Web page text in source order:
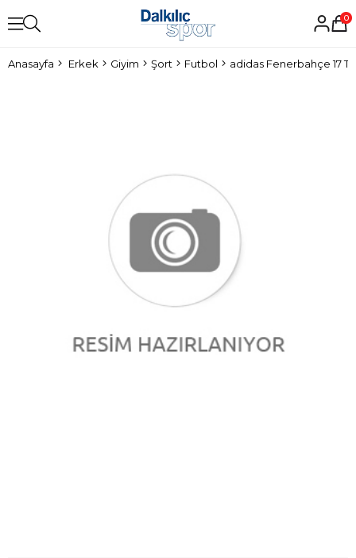
0
Anasayfa Erkek Giyim Şort Futbol adidas Fenerbahçe 17